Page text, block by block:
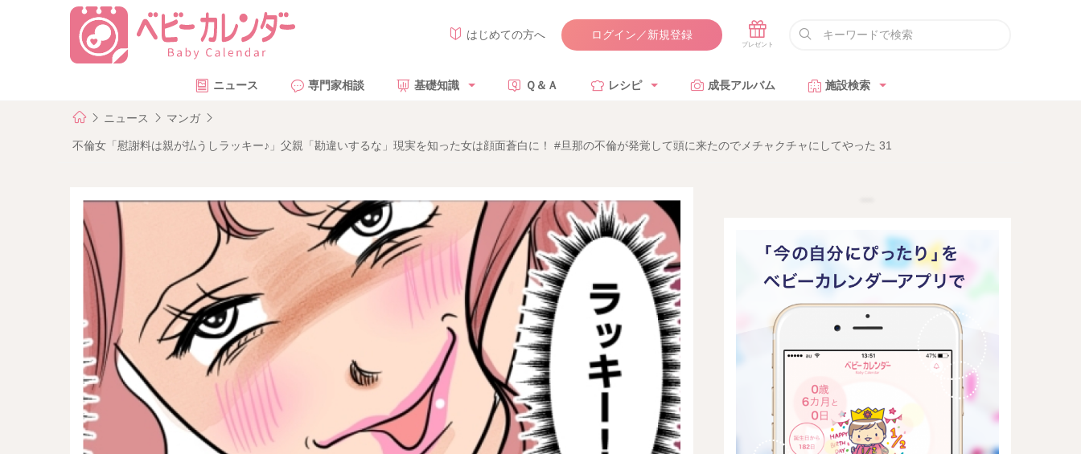
はじめての方へ ログイン／新規登録
ニュース 専門家相談 基礎知識 Ｑ＆Ａ レシピ 成長アルバム 施設検索
ニュース マンガ
不倫女「慰謝料は親が払うしラッキー♪」父親「勘違いするな」現実を知った女は顔面蒼白に！ #旦那の不倫が発覚して頭に来たのでメチャクチャにしてやった 31